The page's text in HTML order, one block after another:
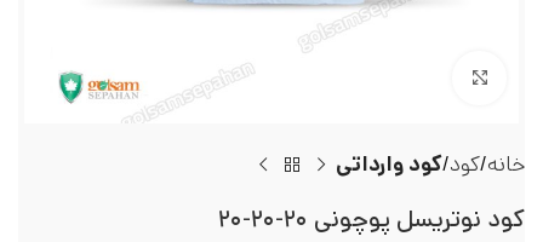
خانه کود کود وارداتی
کود نوتریسل پوچونی ۲۰-۲۰-۲۰